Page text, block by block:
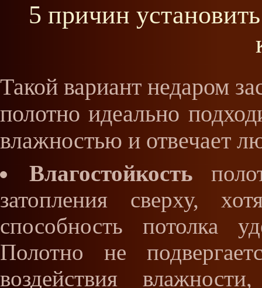
5 причин
Такой вариант недаром
полотно идеально
влажностью и отвечает
Влагостойкость
затопления сверху,
способность потолка
Полотно не
воздействия